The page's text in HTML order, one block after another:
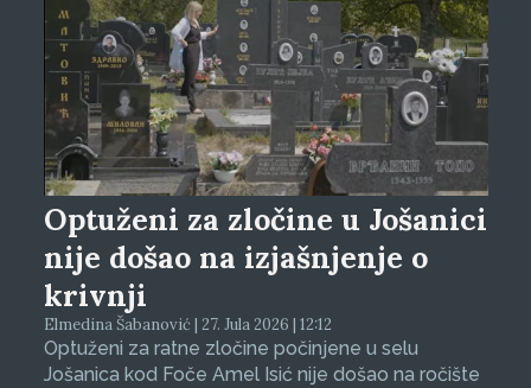
Optuženi za zločine u Jošanici
nije došao na izjašnjenje o
krivnji
Elmedina Šabanović | 27. Jula 2026 | 12:12
Optuženi za ratne zločine počinjene u selu
Jošanica kod Foče Amel Isić nije došao na ročište